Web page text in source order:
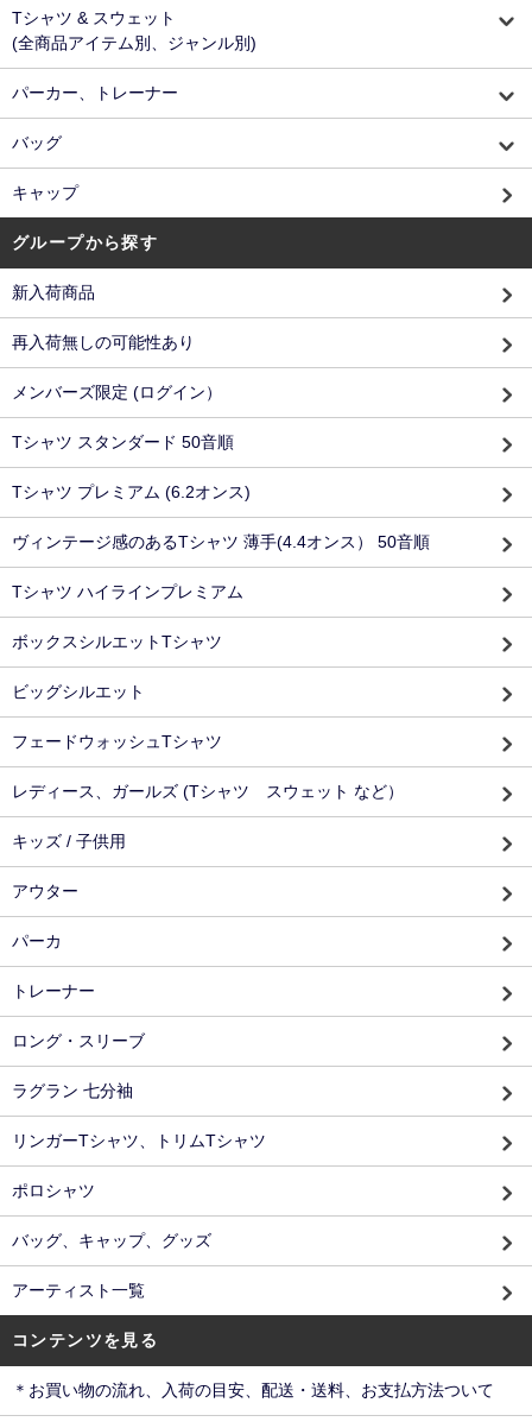
Tシャツ & スウェット
(全商品アイテム別、ジャンル別)
パーカー、トレーナー
バッグ
キャップ
グループから探す
新入荷商品
再入荷無しの可能性あり
メンバーズ限定 (ログイン）
Tシャツ スタンダード 50音順
Tシャツ プレミアム (6.2オンス)
ヴィンテージ感のあるTシャツ 薄手(4.4オンス） 50音順
Tシャツ ハイラインプレミアム
ボックスシルエットTシャツ
ビッグシルエット
フェードウォッシュTシャツ
レディース、ガールズ (Tシャツ スウェット など）
キッズ / 子供用
アウター
パーカ
トレーナー
ロング・スリーブ
ラグラン 七分袖
リンガーTシャツ、トリムTシャツ
ポロシャツ
バッグ、キャップ、グッズ
アーティスト一覧
コンテンツを見る
＊お買い物の流れ、入荷の目安、配送・送料、お支払方法ついて